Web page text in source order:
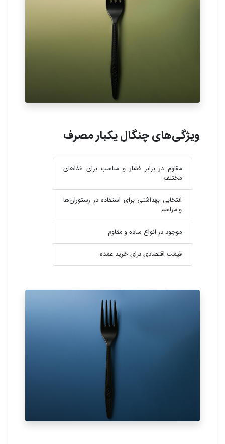
ویژگی‌های چنگال یکبار مصرف
مقاوم در برابر فشار و مناسب برای غذاهای
مختلف
انتخابی بهداشتی برای استفاده در رستوران‌ها
و مراسم
موجود در انواع ساده و مقاوم
قیمت اقتصادی برای خرید عمده